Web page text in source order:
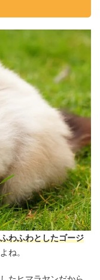
わふわとしたゴージ
ね。